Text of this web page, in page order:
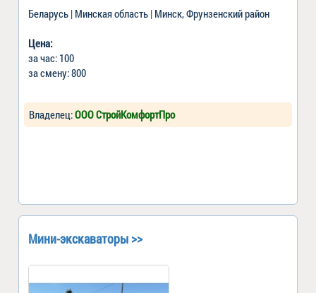
Беларусь | Минская область | Минск, Фрунзенский район
Цена:
за час: 100
за смену: 800
Владелец:ООО СтройКомфортПро
Мини-экскаваторы >>